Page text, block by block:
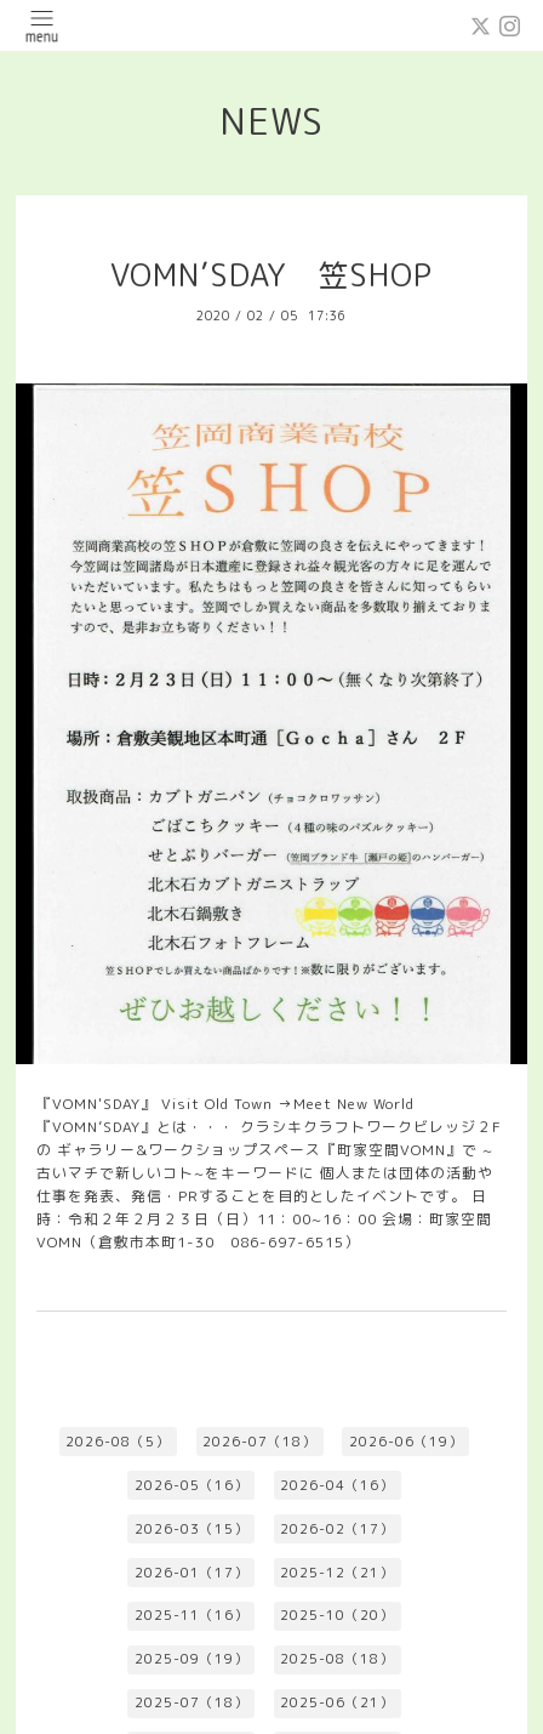
NEWS
VOMN’SDAY 笠SHOP
2020 / 02 / 05 17:36
『VOMN'SDAY』 Visit Old Town →Meet New World
『VOMN’SDAY』とは・・・ クラシキクラフトワークビレッジ２F
の ギャラリー&ワークショップスペース『町家空間VOMN』で ~
古いマチで新しいコト~をキーワードに 個人または団体の活動や
仕事を発表、発信・PRすることを目的としたイベントです。 日
時：令和２年２月２３日（日）11：00~16：00 会場：町家空間
VOMN（倉敷市本町1-30 086-697-6515）
2026-08（5） 2026-07（18） 2026-06（19）
2026-05（16） 2026-04（16）
2026-03（15） 2026-02（17）
2026-01（17） 2025-12（21）
2025-11（16） 2025-10（20）
2025-09（19） 2025-08（18）
2025-07（18） 2025-06（21）